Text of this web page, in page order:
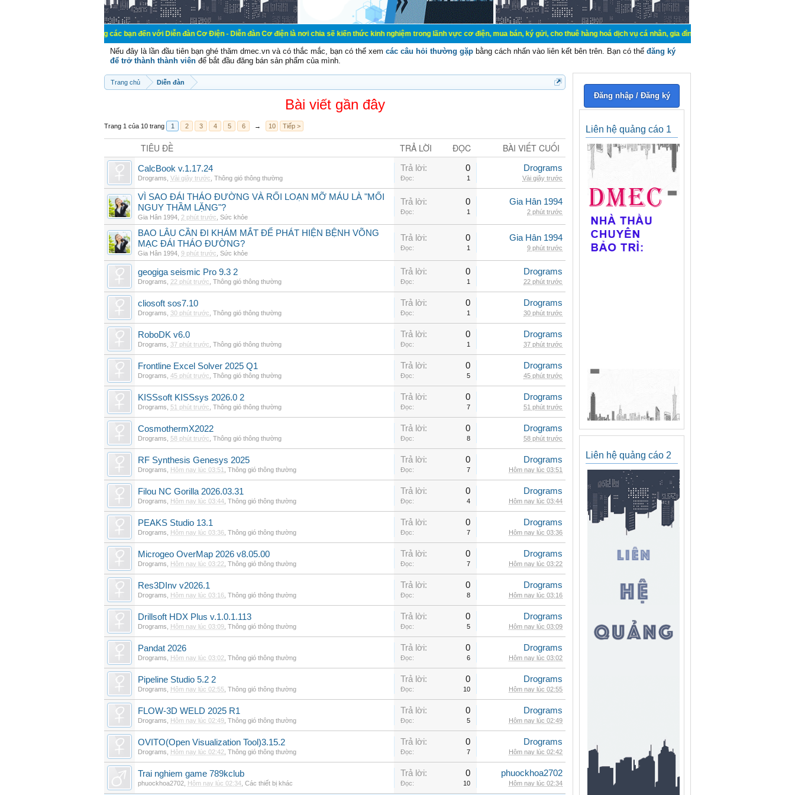
Chào mừng các bạn đến với Diễn đàn Cơ Điện - Diễn đàn Cơ điện là nơi chia sẽ kiến thức kinh nghiệm trong lãnh vực cơ điện, mua bán, ký gửi, cho thuê hàng hoá dịch vụ cá nhân, gia đình. Mua bán, ký gửi, cho thuê thiết bị hệ
Nếu đây là lần đầu tiên bạn ghé thăm dmec.vn và có thắc mắc, bạn có thể xem các câu hỏi thường gặp bằng cách nhấn vào liên kết bên trên. Bạn có thể đăng ký
để trở thành thành viên để bắt đầu đăng bán sản phẩm của mình.
Trang chủ Diễn đàn
Bài viết gần đây
Trang 1 của 10 trang 1 2 3 4 5 6 → 10 Tiếp >
TIÊU ĐỀ TRẢ LỜI ĐỌC BÀI VIẾT CUỐI
CalcBook v.1.17.24
Drograms Vài giây trước Thông gió thông thường
Trả lời: 0
Đọc: 1
Drograms
Vài giây trước
VÌ SAO ĐÁI THÁO ĐƯỜNG VÀ RỐI LOẠN MỠ MÁU LÀ "MỐI
NGUY THẦM LẶNG"?
Gia Hân 1994 2 phút trước Sức khỏe
Trả lời: 0
Đọc: 1
Gia Hân 1994
2 phút trước
BAO LÂU CẦN ĐI KHÁM MẮT ĐỂ PHÁT HIỆN BỆNH VÕNG
MẠC ĐÁI THÁO ĐƯỜNG?
Gia Hân 1994 9 phút trước Sức khỏe
Trả lời: 0
Đọc: 1
Gia Hân 1994
9 phút trước
geogiga seismic Pro 9.3 2
Drograms 22 phút trước Thông gió thông thường
Trả lời: 0
Đọc: 1
Drograms
22 phút trước
cliosoft sos7.10
Drograms 30 phút trước Thông gió thông thường
Trả lời: 0
Đọc: 1
Drograms
30 phút trước
RoboDK v6.0
Drograms 37 phút trước Thông gió thông thường
Trả lời: 0
Đọc: 1
Drograms
37 phút trước
Frontline Excel Solver 2025 Q1
Drograms 45 phút trước Thông gió thông thường
Trả lời: 0
Đọc: 5
Drograms
45 phút trước
KISSsoft KISSsys 2026.0 2
Drograms 51 phút trước Thông gió thông thường
Trả lời: 0
Đọc: 7
Drograms
51 phút trước
CosmothermX2022
Drograms 58 phút trước Thông gió thông thường
Trả lời: 0
Đọc: 8
Drograms
58 phút trước
RF Synthesis Genesys 2025
Drograms Hôm nay lúc 03:51 Thông gió thông thường
Trả lời: 0
Đọc: 7
Drograms
Hôm nay lúc 03:51
Filou NC Gorilla 2026.03.31
Drograms Hôm nay lúc 03:44 Thông gió thông thường
Trả lời: 0
Đọc: 4
Drograms
Hôm nay lúc 03:44
PEAKS Studio 13.1
Drograms Hôm nay lúc 03:36 Thông gió thông thường
Trả lời: 0
Đọc: 7
Drograms
Hôm nay lúc 03:36
Microgeo OverMap 2026 v8.05.00
Drograms Hôm nay lúc 03:22 Thông gió thông thường
Trả lời: 0
Đọc: 7
Drograms
Hôm nay lúc 03:22
Res3DInv v2026.1
Drograms Hôm nay lúc 03:16 Thông gió thông thường
Trả lời: 0
Đọc: 8
Drograms
Hôm nay lúc 03:16
Drillsoft HDX Plus v.1.0.1.113
Drograms Hôm nay lúc 03:09 Thông gió thông thường
Trả lời: 0
Đọc: 5
Drograms
Hôm nay lúc 03:09
Pandat 2026
Drograms Hôm nay lúc 03:02 Thông gió thông thường
Trả lời: 0
Đọc: 6
Drograms
Hôm nay lúc 03:02
Pipeline Studio 5.2 2
Drograms Hôm nay lúc 02:55 Thông gió thông thường
Trả lời: 0
Đọc: 10
Drograms
Hôm nay lúc 02:55
FLOW-3D WELD 2025 R1
Drograms Hôm nay lúc 02:49 Thông gió thông thường
Trả lời: 0
Đọc: 5
Drograms
Hôm nay lúc 02:49
OVITO(Open Visualization Tool)3.15.2
Drograms Hôm nay lúc 02:42 Thông gió thông thường
Trả lời: 0
Đọc: 7
Drograms
Hôm nay lúc 02:42
Trai nghiem game 789kclub
phuockhoa2702 Hôm nay lúc 02:34 Các thiết bị khác
Trả lời: 0
Đọc: 10
phuockhoa2702
Hôm nay lúc 02:34
Đăng nhập / Đăng ký
Liên hệ quảng cáo 1
Liên hệ quảng cáo 2